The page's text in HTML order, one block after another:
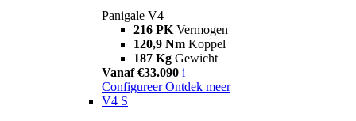
Panigale V4
216 PK Vermogen
120,9 Nm Koppel
187 Kg Gewicht
Vanaf €33.090 i
Configureer Ontdek meer
V4 S